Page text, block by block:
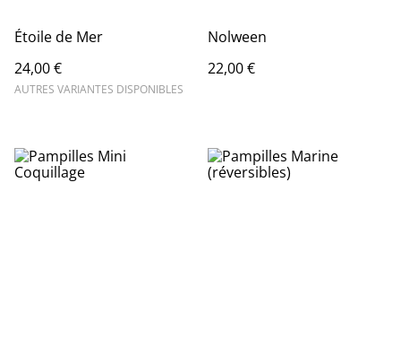
Étoile de Mer
24,00 €
AUTRES VARIANTES DISPONIBLES
Nolween
22,00 €